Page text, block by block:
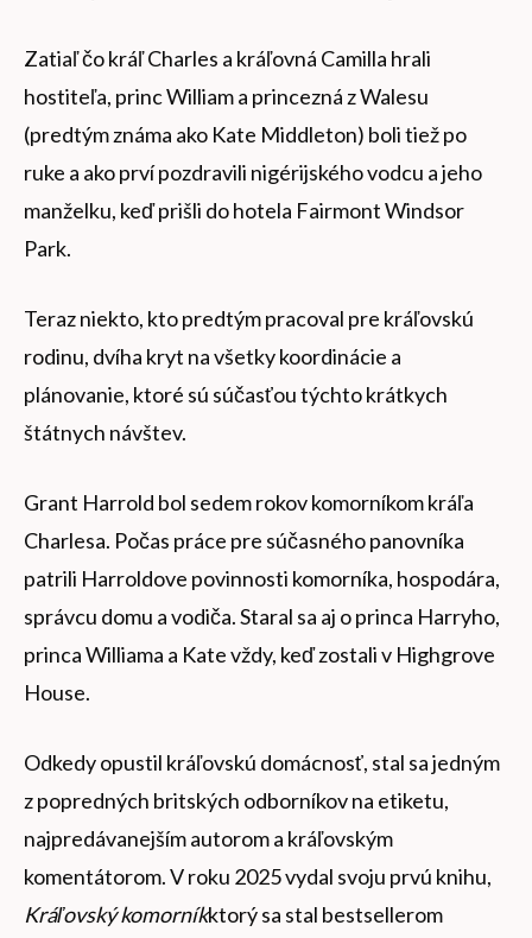
Zatiaľ čo kráľ Charles a kráľovná Camilla hrali
hostiteľa, princ William a princezná z Walesu
(predtým známa ako Kate Middleton) boli tiež po
ruke a ako prví pozdravili nigérijského vodcu a jeho
manželku, keď prišli do hotela Fairmont Windsor
Park.
Teraz niekto, kto predtým pracoval pre kráľovskú
rodinu, dvíha kryt na všetky koordinácie a
plánovanie, ktoré sú súčasťou týchto krátkych
štátnych návštev.
Grant Harrold bol sedem rokov komorníkom kráľa
Charlesa. Počas práce pre súčasného panovníka
patrili Harroldove povinnosti komorníka, hospodára,
správcu domu a vodiča. Staral sa aj o princa Harryho,
princa Williama a Kate vždy, keď zostali v Highgrove
House.
Odkedy opustil kráľovskú domácnosť, stal sa jedným
z popredných britských odborníkov na etiketu,
najpredávanejším autorom a kráľovským
komentátorom. V roku 2025 vydal svoju prvú knihu,
Kráľovský komorníkktorý sa stal bestsellerom